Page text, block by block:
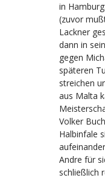
in
(zuvor
Lackner
dann in
gegen
späteren
streichen
aus Malta
Volker
Halbinfale
Andre für
schließlich